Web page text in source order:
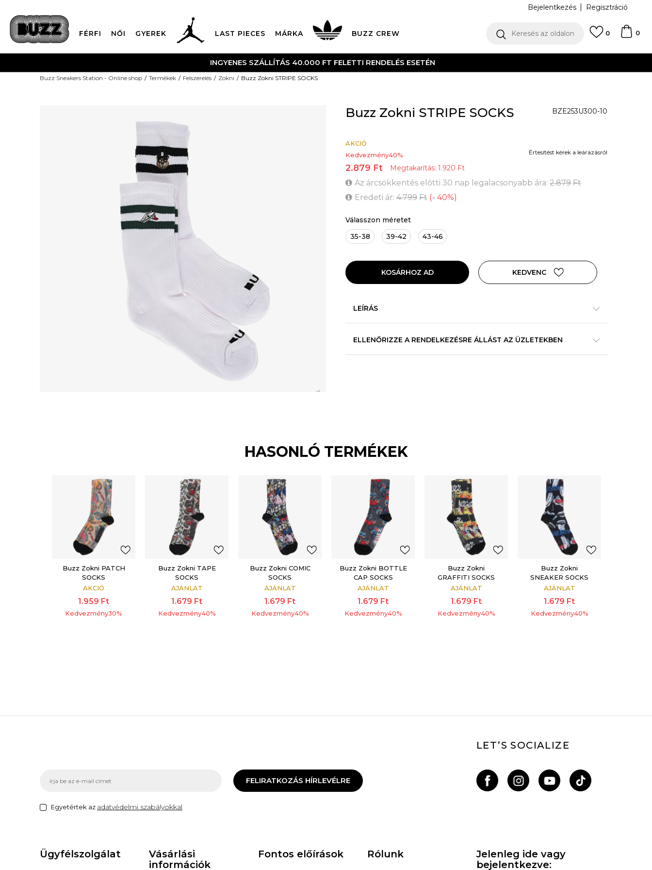
Bejelentkezés Regisztráció
FÉRFI NŐI GYEREK LAST PIECES MÁRKA BUZZ CREW Keresés az oldalon 0
0
INGYENES SZÁLLÍTÁS 40.000 FT FELETTI RENDELÉS ESETÉN
Buzz Sneakers Station - Online shop Termékek Felszerelés Zokni Buzz Zokni STRIPE SOCKS
Buzz Zokni STRIPE SOCKS BZE253U300-10
AKCIÓ
Kedvezmény40%
2.879 Ft Megtakarítás: 1.920 Ft
Az árcsökkentés előtti 30 nap legalacsonyabb ára: 2.879 Ft
Eredeti ár: 4.799 Ft (- 40%)
Értesítést kérek a leárazásról
Válasszon méretet
35-38
39-42 43-46
KOSÁRHOZ AD KEDVENC
LEÍRÁS
ELLENŐRIZZE A RENDELKEZÉSRE ÁLLÁST AZ ÜZLETEKBEN
HASONLÓ TERMÉKEK
Buzz Zokni PATCH
SOCKS
AKCIÓ
1.959 Ft
Kedvezmény30%
Buzz Zokni TAPE
SOCKS
AJÁNLAT
1.679 Ft
Kedvezmény40%
Buzz Zokni COMIC
SOCKS
AJÁNLAT
1.679 Ft
Kedvezmény40%
Buzz Zokni BOTTLE
CAP SOCKS
AJÁNLAT
1.679 Ft
Kedvezmény40%
Buzz Zokni
GRAFFITI SOCKS
AJÁNLAT
1.679 Ft
Kedvezmény40%
Buzz Zokni
SNEAKER SOCKS
AJÁNLAT
1.679 Ft
Kedvezmény40%
FELIRATKOZÁS HÍRLEVÉLRE
Egyetértek az adatvédelmi szabályokkal
LET’S SOCIALIZE
Ügyfélszolgálat
Vásárlási
információk
Fontos előírások Rólunk
Jelenleg ide vagy
bejelentkezve: